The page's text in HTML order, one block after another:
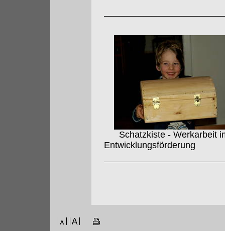
Schatzkiste - Werkarbeit
Entwicklungsförderung